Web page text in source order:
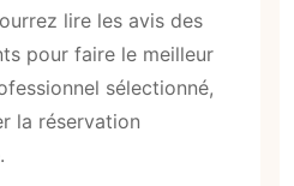
lire les avis des
pour faire le meilleur
sélectionné,
la réservation